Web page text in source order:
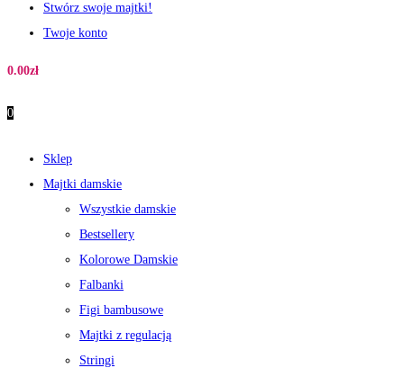
Stwórz swoje majtki!
Twoje konto
0.00zł
0
Sklep
Majtki damskie
Wszystkie damskie
Bestsellery
Kolorowe Damskie
Falbanki
Figi bambusowe
Majtki z regulacją
Stringi